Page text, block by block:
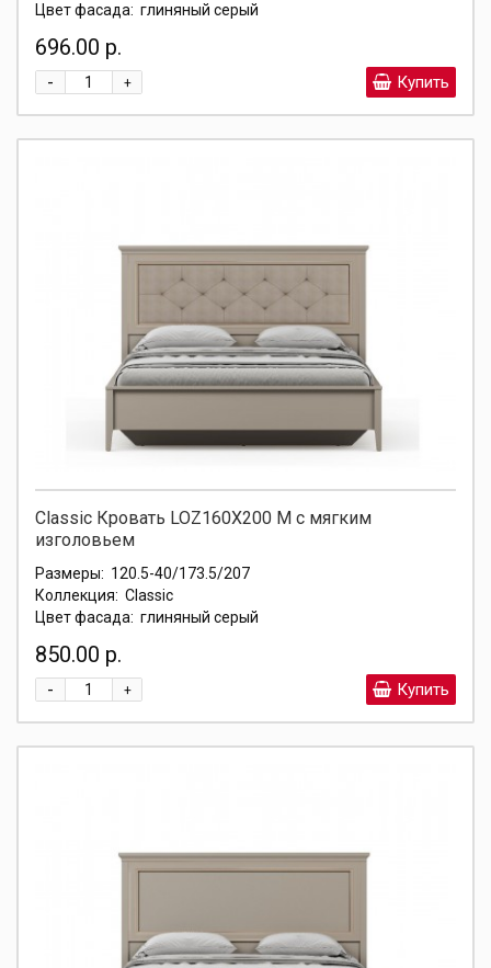
Цвет фасада: глиняный серый
696.00 р.
+
- Купить
Classic Кровать LOZ160X200 М с мягким
изголовьем
Размеры: 120.5-40/173.5/207
Коллекция: Classic
Цвет фасада: глиняный серый
850.00 р.
+
- Купить